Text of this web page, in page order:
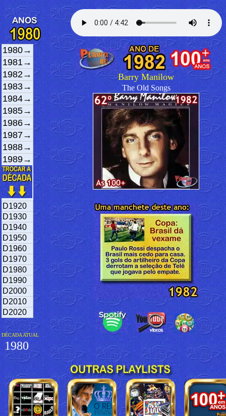
1980→
1981→
1982→
1983→
1984→
1985→
1986→
1987→
1988→
1989→
D1920
D1930
D1940
D1950
D1960
D1970
D1980
D1990
D2000
D2010
D2020
DÉCADA ATUAL
1980
Barry Manilow
The Old Songs